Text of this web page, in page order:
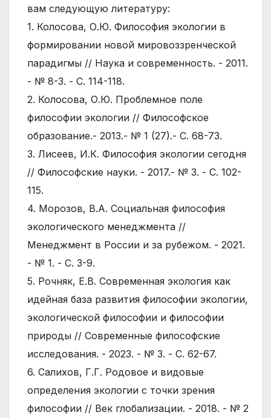
вам следующую литературу:
1. Колосова, О.Ю. Философия экологии в
формировании новой мировоззренческой
парадигмы // Наука и современность. - 2011.
- № 8-3. - С. 114-118.
2. Колосова, О.Ю. Проблемное поле
философии экологии // Философское
образование.- 2013.- № 1 (27).- С. 68-73.
3. Лисеев, И.К. Философия экологии сегодня
// Философские науки. - 2017.- № 3. - С. 102-
115.
4. Морозов, В.А. Социальная философия
экологического менеджмента //
Менеджмент в России и за рубежом. - 2021.
- № 1. - С. 3-9.
5. Рочняк, Е.В. Современная экология как
идейная база развития философии экологии,
экологической философии и философии
природы // Современные философские
исследования. - 2023. - № 3. - С. 62-67.
6. Салихов, Г.Г. Родовое и видовые
определения экологии с точки зрения
философии // Век глобализации. - 2018. - № 2